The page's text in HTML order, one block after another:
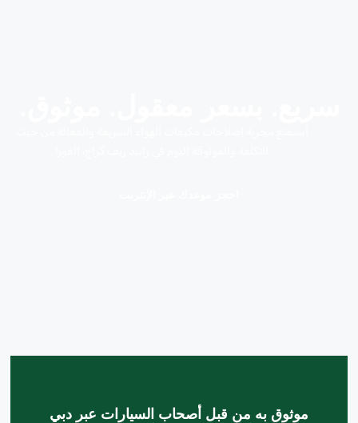
موثوق به من قبل أصحاب السيارات عبر دبي